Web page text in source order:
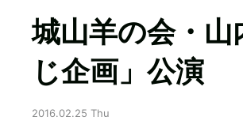
城山羊の会・
じ企画」公演
2016.02.25 Thu